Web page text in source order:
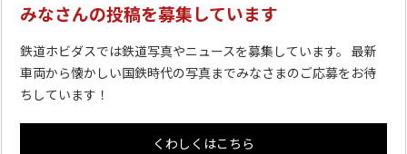
みなさんの投稿を募集しています
鉄道ホビダスでは鉄道写真やニュースを募集しています。 最新
車両から懐かしい国鉄時代の写真までみなさまのご応募をお待
ちしています！
くわしくはこちら